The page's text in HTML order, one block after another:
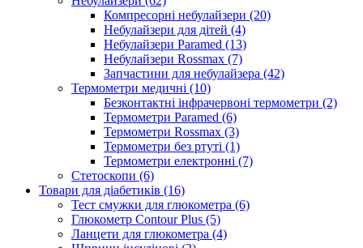
Компресорні небулайзери (20)
Небулайзери для дітей (4)
Небулайзери Paramed (13)
Небулайзери Rossmax (7)
Запчастини для небулайзера (42)
Термометри медичні (10)
Безконтактні інфрачервоні термометри (2)
Термометри Paramed (6)
Термометри Rossmax (3)
Термометри без ртуті (1)
Термометри електронні (7)
Стетоскопи (6)
Товари для діабетиків (16)
Тест смужки для глюкометра (6)
Глюкометр Contour Plus (5)
Ланцети для глюкометра (4)